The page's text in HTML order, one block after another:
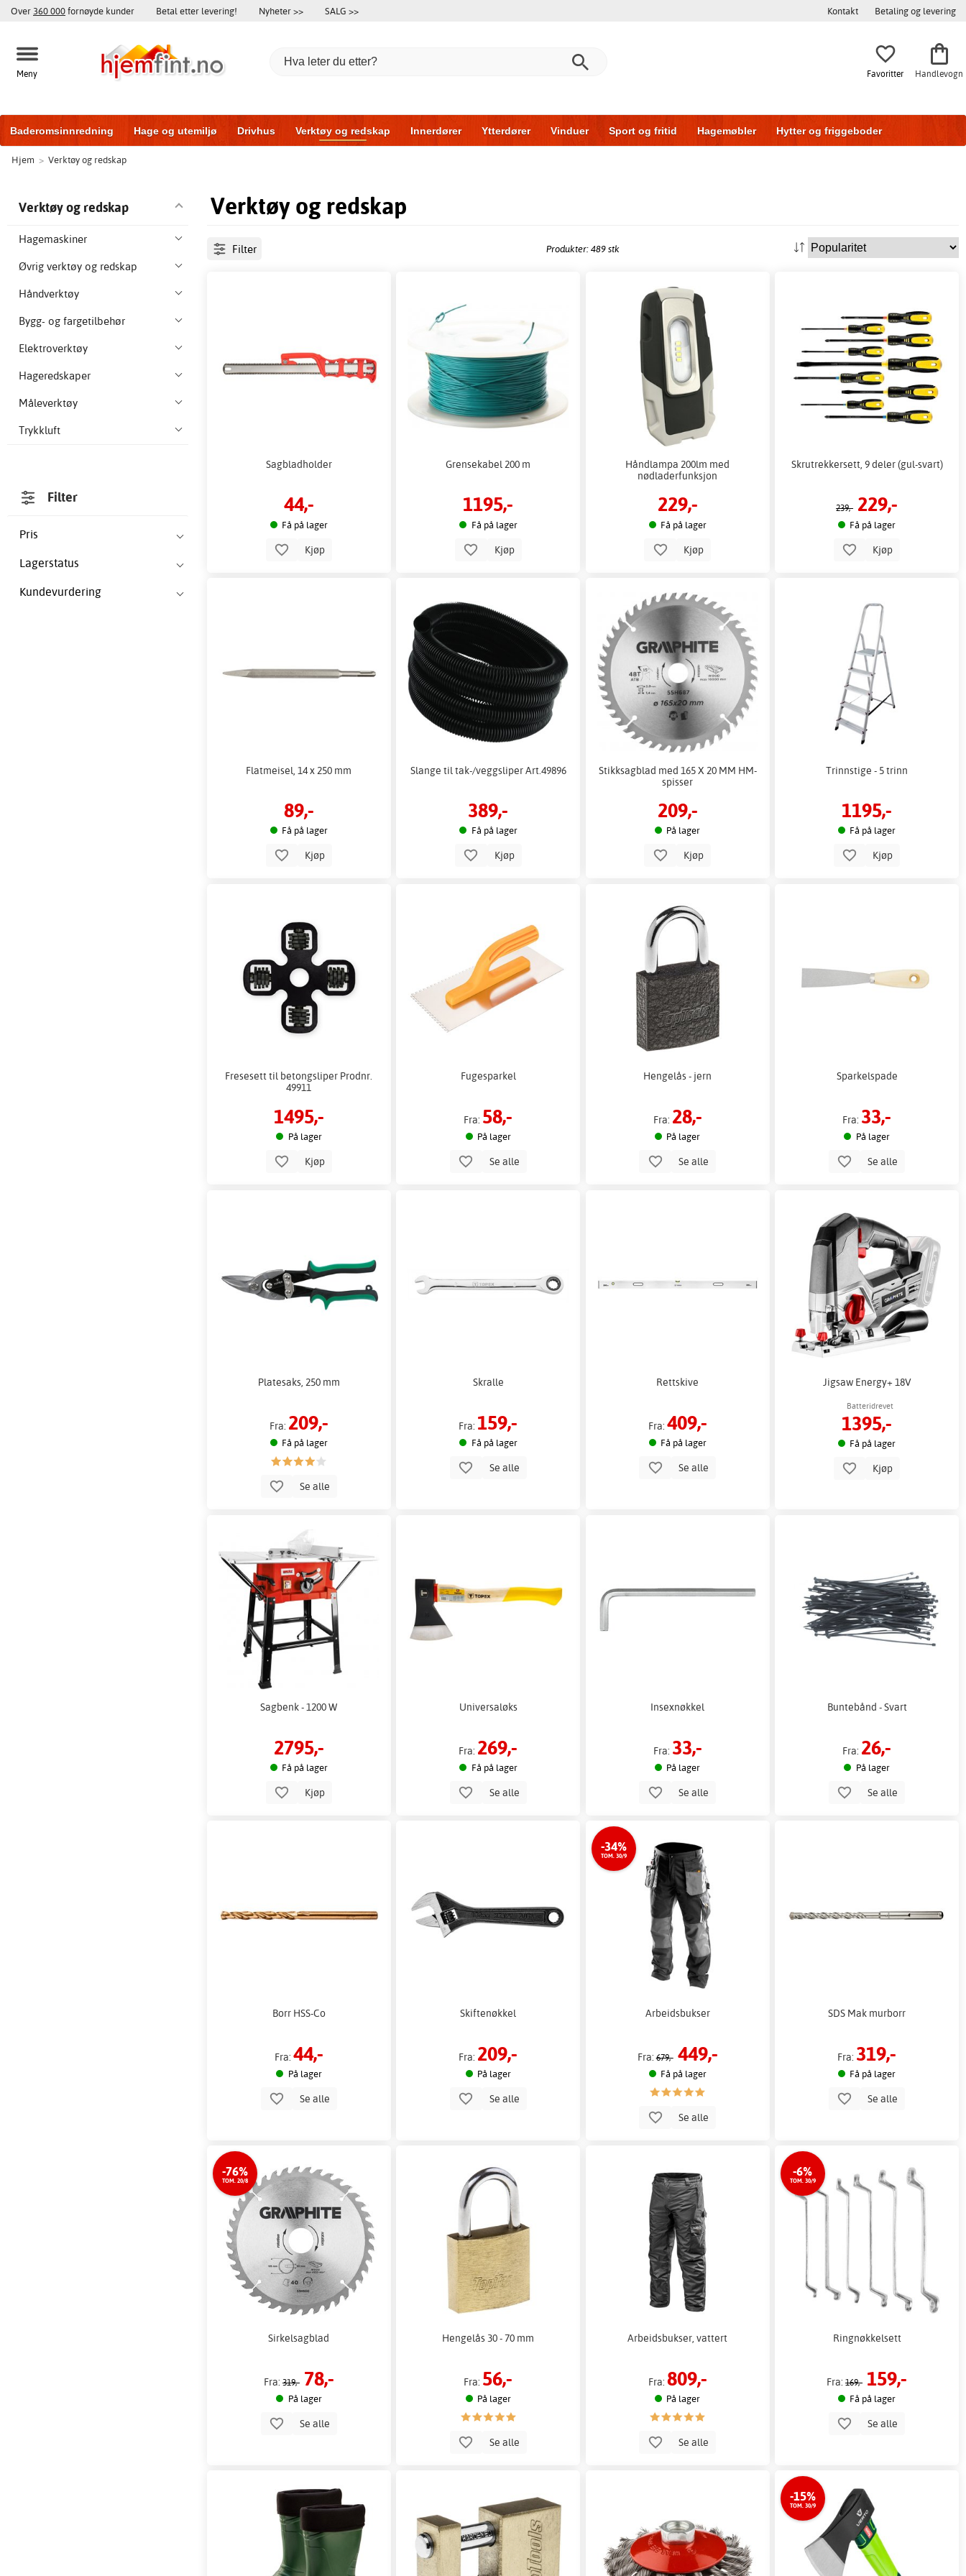
Over 360 000fornøyde kunder Betal etter levering! Nyheter >> SALG >> Kontakt Betaling og levering
Meny Favoritter Handlevogn
Baderomsinnredning Hage og utemiljø Drivhus Verktøy og redskap Innerdører Ytterdører Vinduer Sport og fritid Hagemøbler Hytter og friggeboder
Baderomsmøbler Hjem og innredning
Hjem > Verktøy og redskap
Verktøy og redskap
Verktøy og redskap
Hagemaskiner
Øvrig verktøy og redskap
Håndverktøy
Bygg- og fargetilbehør
Elektroverktøy
Hageredskaper
Måleverktøy
Trykkluft
Filter
Pris
Lagerstatus
Kundevurdering
Filter Produkter: 489 stk
Sagbladholder
44,-
Få på lager
Kjøp
Grensekabel 200 m
1195,-
Få på lager
Kjøp
Håndlampa 200lm med
nødladerfunksjon
229,-
Få på lager
Kjøp
Skrutrekkersett, 9 deler (gul-svart)
239,- 229,-
Få på lager
Kjøp
Flatmeisel, 14 x 250 mm
89,-
Få på lager
Kjøp
Slange til tak-/veggsliper Art.49896
389,-
Få på lager
Kjøp
Stikksagblad med 165 X 20 MM HM-
spisser
209,-
På lager
Kjøp
Trinnstige - 5 trinn
1195,-
Få på lager
Kjøp
Fresesett til betongsliper Prodnr.
49911
1495,-
På lager
Kjøp
Fugesparkel
Fra: 58,-
På lager
Se alle
Hengelås - jern
Fra: 28,-
På lager
Se alle
Sparkelspade
Fra: 33,-
På lager
Se alle
Platesaks, 250 mm
Fra: 209,-
Få på lager
Se alle
Skralle
Fra: 159,-
Få på lager
Se alle
Rettskive
Fra: 409,-
Få på lager
Se alle
Jigsaw Energy+ 18V
Batteridrevet
1395,-
Få på lager
Kjøp
Sagbenk - 1200 W
2795,-
Få på lager
Kjøp
Universaløks
Fra: 269,-
Få på lager
Se alle
Insexnøkkel
Fra: 33,-
På lager
Se alle
Buntebånd - Svart
Fra: 26,-
På lager
Se alle
Borr HSS-Co
Fra: 44,-
På lager
Se alle
Skiftenøkkel
Fra: 209,-
På lager
Se alle
-34%
TOM. 30/9
Arbeidsbukser
Fra:679,- 449,-
Få på lager
Se alle
SDS Mak murborr
Fra: 319,-
Få på lager
Se alle
-76%
TOM. 20/8
Sirkelsagblad
Fra: 319,- 78,-
På lager
Se alle
Hengelås 30 - 70 mm
Fra: 56,-
På lager
Se alle
Arbeidsbukser, vattert
Fra: 809,-
På lager
Se alle
-6%
TOM. 30/9
Ringnøkkelsett
Fra:169,- 159,-
Få på lager
Se alle
-15%
TOM. 30/9